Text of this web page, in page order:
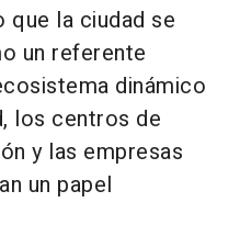
que la ciudad se
un referente
dinámico
los centros de
y las empresas
un papel